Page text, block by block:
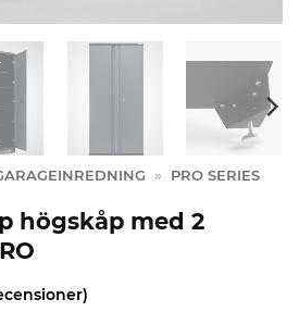
»
PRO SERIES
högskåp med 2